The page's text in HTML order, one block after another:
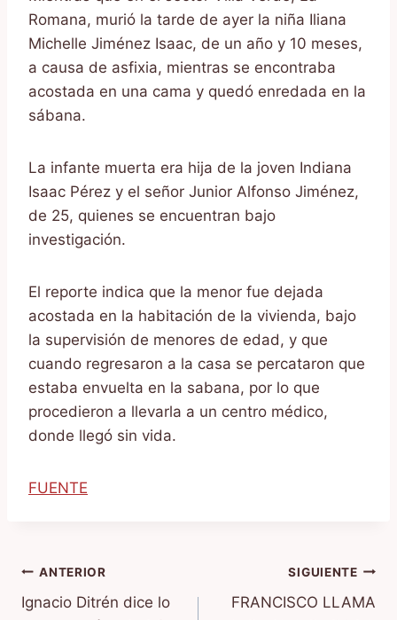
Romana, murió la tarde de ayer la niña Iliana
Michelle Jiménez Isaac, de un año y 10 meses,
a causa de asfixia, mientras se encontraba
acostada en una cama y quedó enredada en la
sábana.
La infante muerta era hija de la joven Indiana
Isaac Pérez y el señor Junior Alfonso Jiménez,
de 25, quienes se encuentran bajo
investigación.
El reporte indica que la menor fue dejada
acostada en la habitación de la vivienda, bajo
la supervisión de menores de edad, y que
cuando regresaron a la casa se percataron que
estaba envuelta en la sabana, por lo que
procedieron a llevarla a un centro médico,
donde llegó sin vida.
FUENTE
Navegación
ANTERIOR
Ignacio Ditrén dice lo
SIGUIENTE
FRANCISCO LLAMA